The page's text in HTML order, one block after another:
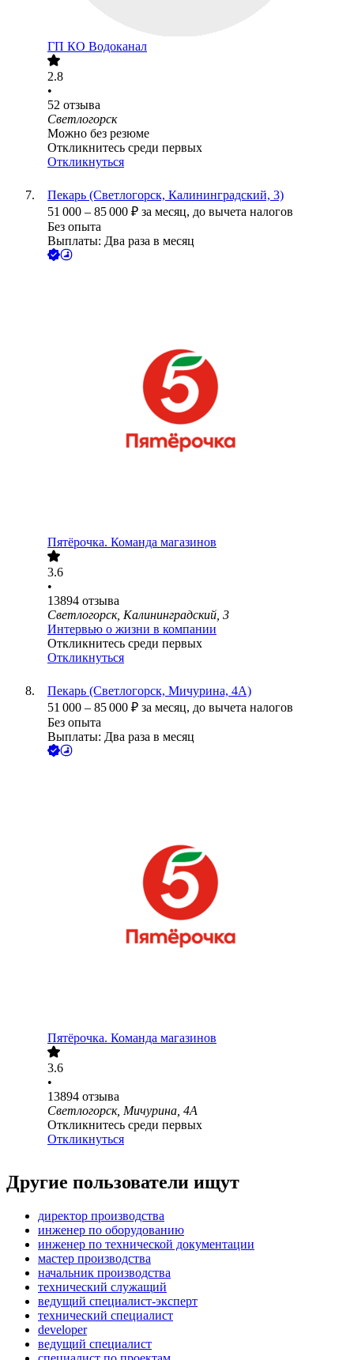
ГП КО Водоканал
2.8
•
52 отзыва
Светлогорск
Можно без резюме
Откликнитесь среди первых
Откликнуться
Пекарь (Светлогорск, Калининградский, 3)
51 000 – 85 000 ₽ за месяц, до вычета налогов
Без опыта
Выплаты: Два раза в месяц
Пятёрочка. Команда магазинов
3.6
•
13894 отзыва
Светлогорск, Калининградский, 3
Интервью о жизни в компании
Откликнитесь среди первых
Откликнуться
Пекарь (Светлогорск, Мичурина, 4А)
51 000 – 85 000 ₽ за месяц, до вычета налогов
Без опыта
Выплаты: Два раза в месяц
Пятёрочка. Команда магазинов
3.6
•
13894 отзыва
Светлогорск, Мичурина, 4А
Откликнитесь среди первых
Откликнуться
Другие пользователи ищут
директор производства
инженер по оборудованию
инженер по технической документации
мастер производства
начальник производства
технический служащий
ведущий специалист-эксперт
технический специалист
developer
ведущий специалист